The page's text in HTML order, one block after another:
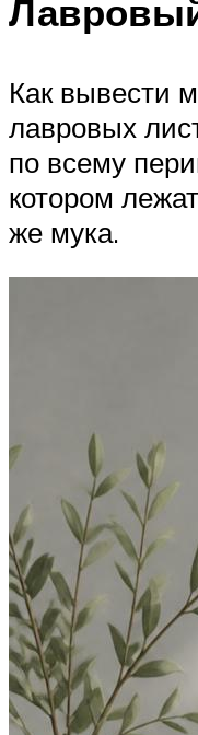
Как вывести
лавровых
по всему
котором
же мука.